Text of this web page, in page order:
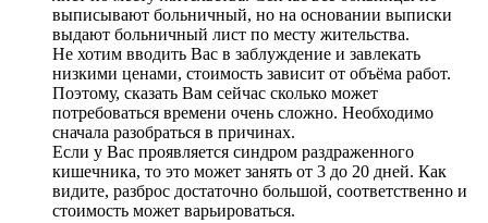
выписывают больничный, но на основании выписки
выдают больничный лист по месту жительства.
Не хотим вводить Вас в заблуждение и завлекать
низкими ценами, стоимость зависит от объёма работ.
Поэтому, сказать Вам сейчас сколько может
потребоваться времени очень сложно. Необходимо
сначала разобраться в причинах.
Если у Вас проявляется синдром раздраженного
кишечника, то это может занять от 3 до 20 дней. Как
видите, разброс достаточно большой, соответственно и
стоимость может варьироваться.